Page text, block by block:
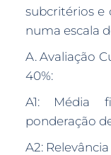
subcritérios e
numa escala
A. Avaliação
40%:
A1: Média
ponderação
A2: